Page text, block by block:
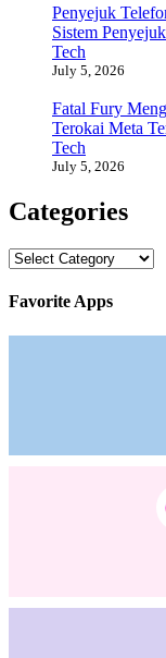
Penyejuk
Sistem
Tech
July 5, 2026
Fatal Fury
Terokai Meta
Tech
July 5, 2026
Categories
Categories
Favorite Apps